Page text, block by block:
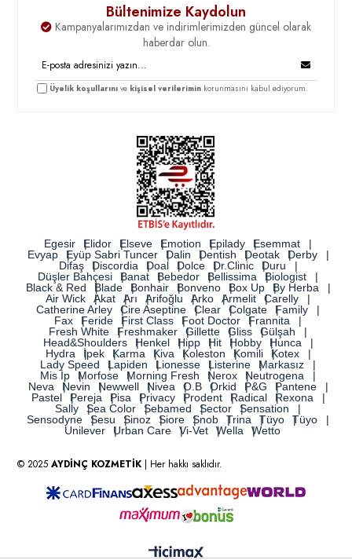
Bültenimize Kaydolun
Kampanyalarımızdan ve indirimlerimizden güncel olarak
haberdar olun.
Üyelik koşullarını ve kişisel verilerimin korunmasını kabul ediyorum.
Egesir Elidor Elseve Emotion Epilady
Esemmat
Evyap
Eyüp Sabri Tuncer Dalin Dentish Deotak
Derby
Difaş
Discordia Doal Dolce Dr.Clinic
Duru
Düşler Bahçesi
Banat Bebedor Bellissima
Biologist
Black & Red
Blade Bonhair Bonveno Box Up
By Herba
Air Wick
Akat Arı Arifoğlu Arko Armelit
Carelly
Catherine Arley
Cire Aseptine Clear Colgate
Family
Fax
Feride First Class Foot Doctor
Frannita
Fresh White
Freshmaker Gillette Gliss
Gülşah
Head&Shoulders
Henkel Hipp Hit Hobby
Hunca
Hydra
İpek Karma Kiva Koleston Komili
Kotex
Lady Speed
Lapiden Lionesse Listerine
Markasız
Mis İp
Morfose Morning Fresh Nerox
Neutrogena
Neva
Nevin Newwell Nivea O.B Orkid P&G
Pantene
Pastel
Pereja Pisa Privacy Prodent Radical
Rexona
Sally
Sea Color Sebamed Sector
Sensation
Sensodyne
Sesu Sinoz Siore Snob Trina Tüyo
Tüyo
Unilever
Urban Care Vi-Vet Wella Wetto
© 2025AYDİNÇ KOZMETİK | Her hakkı saklıdır.